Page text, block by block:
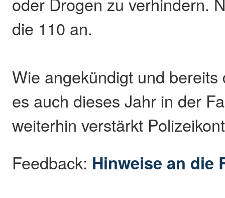
die 110 an.
Wie angekündigt und
es auch dieses Jahr in der
weiterhin verstärkt
Feedback: Hinweise an die